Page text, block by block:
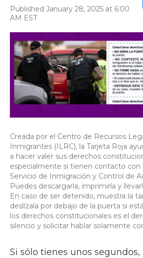
Published January 28, 2025 at 6:00
AM EST
Creada por el Centro de Recursos
Inmigrantes (ILRC), la Tarjeta Roja
a hacer valer sus derechos
especialmente si tienen contacto con
Servicio de Inmigración y Control de
Puedes descargarla, imprimirla y
En caso de ser detenido, muestra la
deslízala por debajo de la puerta si
los derechos constitucionales es el
silencio y solicitar hablar solamente
Si sólo tienes unos segundos,